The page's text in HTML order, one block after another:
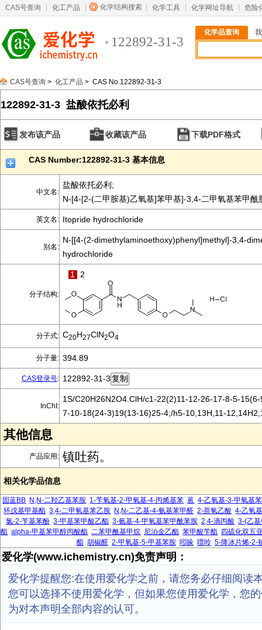
CAS号查询 化工产品 化学结构搜索 化学工具 化学网址导航 危险
122892-31-3
化学品查询
CAS号查询 > 化工产品 > CAS No.122892-31-3
122892-31-3 盐酸依托必利
发布该产品 收藏该产品 下载PDF格式
CAS Number:122892-31-3 基本信息
中文名:
盐酸依托必利;
N-[4-[2-(二甲胺基)乙氧基]苯甲基]-3,4-二甲氧基苯甲酰
英文名: Itopride hydrochloride
别名:
N-[[4-(2-dimethylaminoethoxy)phenyl]methyl]-3,4-
hydrochloride
分子结构:
1 2
分子式: C20H27ClN2O4
分子量: 394.89
CAS登录号: 122892-31-3
InChI:
1S/C20H26N2O4.ClH/c1-22(2)11-12-26-17-8-5-
7-10-18(24-3)19(13-16)25-4;/h5-10,13H,11-
其他信息
产品应用: 镇吐药。
相关化学品信息
固蓝BB N,N-二羟乙基苯胺 1-苄氧基-2-甲氧基-4-丙烯基苯 蒽 4-乙氧基-3-甲氧基
环戊基甲基酯 3,4-二甲氧基苯乙胺 N,N-二乙基-4-氨基苯甲醛 2-萘氧乙酸 4-乙氧
氯-2-苄基苯酚 3-甲基苯甲酸乙酯 3-氨基-4-甲氧基苯甲酰苯胺 2,4-滴丙酸 3-(乙
酯 alpha-甲基苯甲醇丙酸酯 二苯甲酰基甲烷 尼泊金乙酯 苯甲酸苄酯 四硫化双五
酯 胡椒醛 2-甲氧基-5-甲基苯胺 吲哚 嘌呤 5-降冰片烯-2-
爱化学(www.ichemistry.cn)免责声明：
爱化学提醒您:在使用爱化学之前，请您务必仔细阅读
您可以选择不使用爱化学，但如果您使用爱化学，您
为对本声明全部内容的认可。